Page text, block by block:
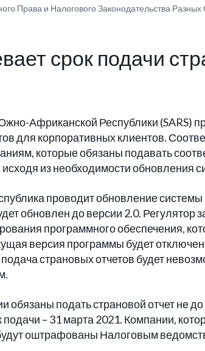
Права и Налогового Законодательства Разных
срок подачи
Африканской Республики (SARS)
для корпоративных клиентов.
которые обязаны подавать
из необходимости обновления
проводит обновление
обновлен до версии 2.0. Регулятор
программного обеспечения,
версия программы будет
страновых отчетов будет
обязаны подать страновой отчет не
подачи – 31 марта 2021. Компании,
оштрафованы Налоговым